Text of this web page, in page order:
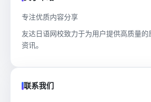
专注优质内容分享
友达日语网校致力于为用户提供高质量的
资讯。
联系我们